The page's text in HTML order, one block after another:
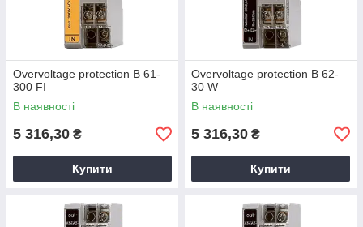
Overvoltage protection B 61-
300 FI
В наявності
5 316,30 ₴
Купити
Overvoltage protection B 62-
30 W
В наявності
5 316,30 ₴
Купити